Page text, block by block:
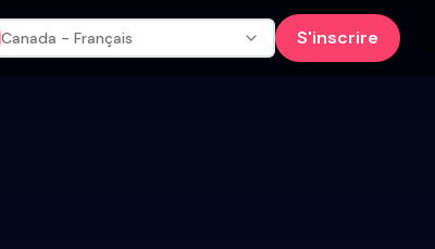
Canada - Français S'inscrire